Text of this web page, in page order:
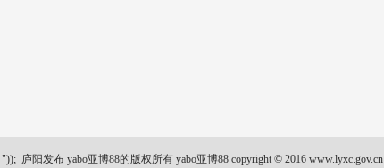
")); 庐阳发布 yabo亚博88的版权所有 yabo亚博88 copyright © 2016 www.lyxc.gov.cn